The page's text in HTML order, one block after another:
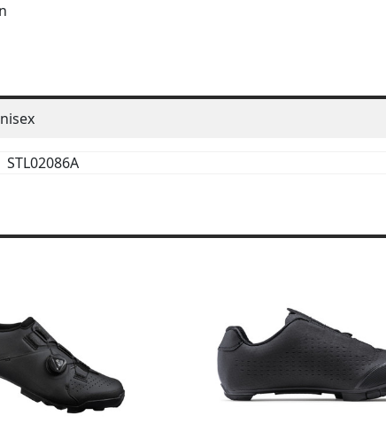
STL02086A